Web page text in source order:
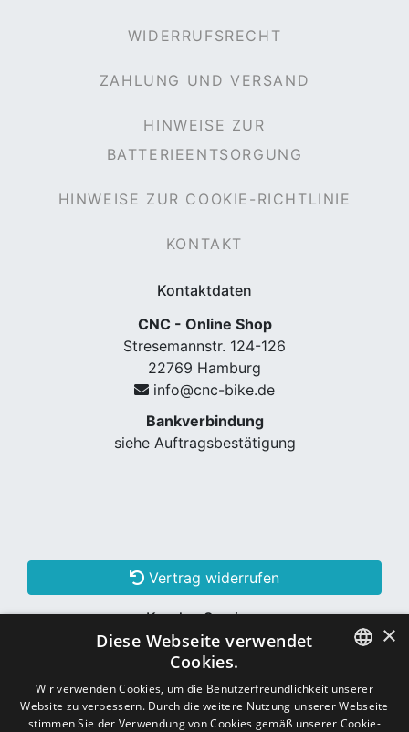
WIDERRUFSRECHT
ZAHLUNG UND VERSAND
HINWEISE ZUR
BATTERIEENTSORGUNG
HINWEISE ZUR COOKIE-RICHTLINIE
KONTAKT
Kontaktdaten
CNC - Online Shop
Stresemannstr. 124-126
22769 Hamburg
info@cnc-bike.de
Bankverbindung
siehe Auftragsbestätigung
Vertrag widerrufen
Kunden Services
Konto erstellen
Schon Kunde? Einloggen
GERMAN
×
Diese Webseite verwendet
Cookies.
Wir verwenden Cookies, um die Benutzerfreundlichkeit unserer
Website zu verbessern. Durch die weitere Nutzung unserer Webseite
stimmen Sie der Verwendung von Cookies gemäß unserer Cookie-